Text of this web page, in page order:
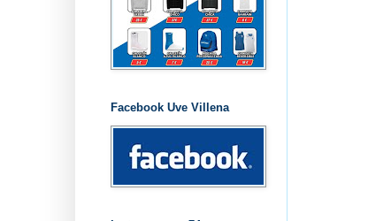
Facebook Uve Villena